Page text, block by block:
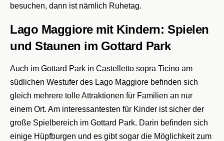
besuchen, dann ist nämlich Ruhetag.
Lago Maggiore mit Kindern: Spielen
und Staunen im Gottard Park
Auch im Gottard Park in Castelletto sopra Ticino am
südlichen Westufer des Lago Maggiore befinden sich
gleich mehrere tolle Attraktionen für Familien an nur
einem Ort. Am interessantesten für Kinder ist sicher der
große Spielbereich im Gottard Park. Darin befinden sich
einige Hüpfburgen und es gibt sogar die Möglichkeit zum